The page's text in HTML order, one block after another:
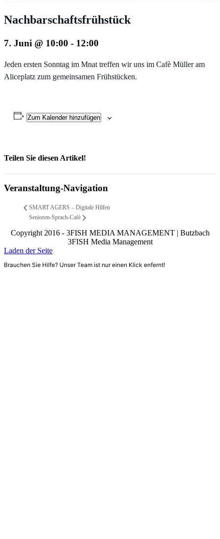
Nachbarschaftsfrühstück
7. Juni @ 10:00 - 12:00
Jeden ersten Sonntag im Mnat treffen wir uns im Cafè Müller am
Aliceplatz zum gemeinsamen Frühstücken.
Zum Kalender hinzufügen
Teilen Sie diesen Artikel!
Veranstaltung-Navigation
SMART AGERS – Digitale Hilfen
Senioren-Sprach-Cafè
Copyright 2016 - 3FISH MEDIA MANAGEMENT | Butzbach
3FISH Media Management
Laden der Seite
Brauchen Sie Hilfe? Unser Team ist nur einen Klick enfernt!